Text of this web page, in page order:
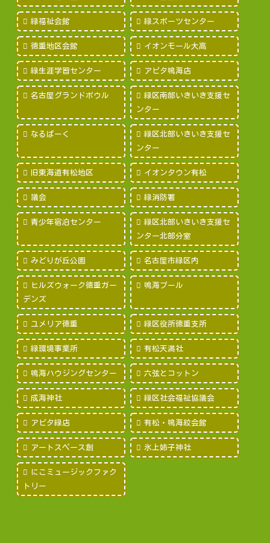
緑福祉会館 緑スポーツセンター
徳重地区会館 イオンモール大高
緑生涯学習センター アピタ鳴海店
名古屋グランドボウル
緑区南部いきいき支援セ
ンター
なるぱーく
緑区北部いきいき支援セ
ンター
旧東海道有松地区 イオンタウン有松
議会 緑消防署
青少年宿泊センター
緑区北部いきいき支援セ
ンター北部分室
みどりが丘公園 名古屋市緑区内
ヒルズウォーク徳重ガー
デンズ
鳴海プール
ユメリア徳重 緑区役所徳重支所
緑環境事業所 有松天満社
鳴海ハウジングセンター 六弦とコットン
成海神社 緑区社会福祉協議会
アピタ緑店 有松・鳴海絞会館
アートスペース創 氷上姉子神社
にこミュージックファク
トリー